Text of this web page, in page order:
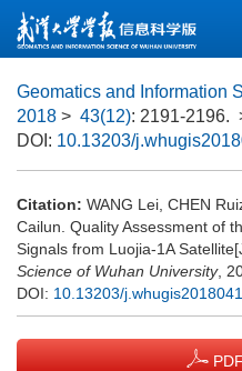
Geomatics and Information
2018 > 43(12): 2191-2196.
DOI: 10.13203/
Citation: WANG Lei, CHEN
Cailun. Quality Assessment of
Signals from Luojia-1A
Science of Wuhan University,
DOI: 10.13203/
PDF